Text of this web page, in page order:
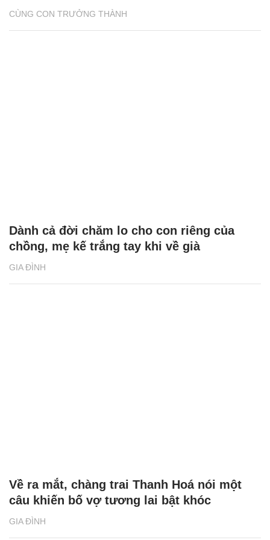
CÙNG CON TRƯỞNG THÀNH
GIA ĐÌNH
Dành cả đời chăm lo cho con riêng của
chồng, mẹ kế trắng tay khi về già
GIA ĐÌNH
Về ra mắt, chàng trai Thanh Hoá nói một
câu khiến bố vợ tương lai bật khóc